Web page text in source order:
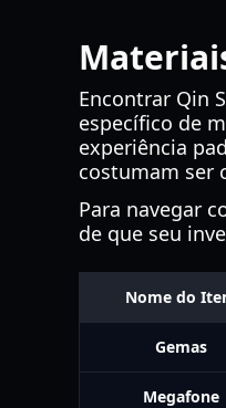
Encontrar Qin
específico de
experiência
costumam ser
Para navegar
de que seu
Nome do
Gemas
Megafone